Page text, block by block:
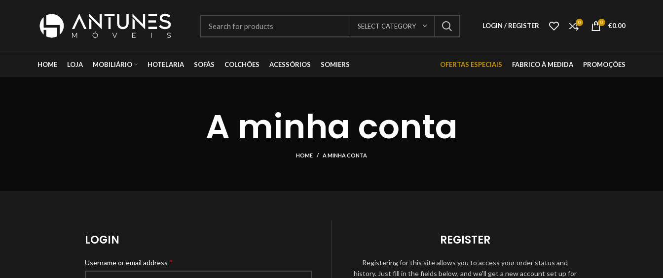
SELECT CATEGORY LOGIN / REGISTER 0 0 €0.00
HOME LOJA MOBILIÁRIO HOTELARIA SOFÁS COLCHÕES ACESSÓRIOS SOMIERS OFERTAS ESPECIAIS FABRICO À MEDIDA PROMOÇÔES
A minha conta
HOME A MINHA CONTA
LOGIN
Username or email address *
REGISTER
Registering for this site allows you to access your order status and
history. Just fill in the fields below, and we'll get a new account set up for